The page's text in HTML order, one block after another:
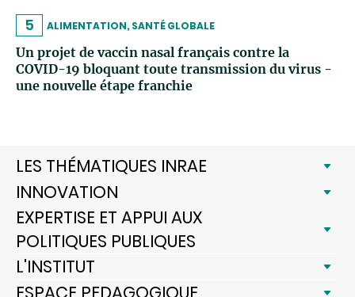
5 ALIMENTATION, SANTÉ GLOBALE
Un projet de vaccin nasal français contre la
COVID-19 bloquant toute transmission du virus -
une nouvelle étape franchie
LES THÉMATIQUES INRAE
INNOVATION
EXPERTISE ET APPUI AUX
POLITIQUES PUBLIQUES
L'INSTITUT